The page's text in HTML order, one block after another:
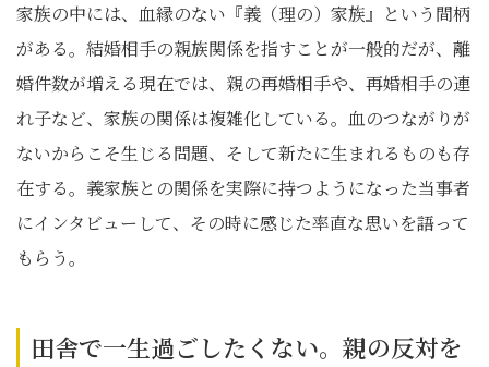
家族の中には、血縁のない『義（理の）家族』という間柄
がある。結婚相手の親族関係を指すことが一般的だが、離
婚件数が増える現在では、親の再婚相手や、再婚相手の連
れ子など、家族の関係は複雑化している。血のつながりが
ないからこそ生じる問題、そして新たに生まれるものも存
在する。義家族との関係を実際に持つようになった当事者
にインタビューして、その時に感じた率直な思いを語って
もらう。
田舎で一生過ごしたくない。親の反対を